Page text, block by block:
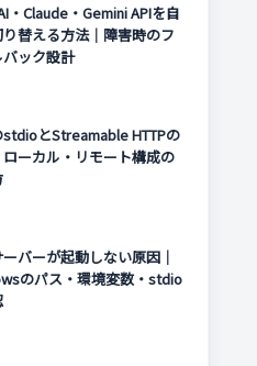
・Claude・Gemini APIを自
替える方法｜障害時のフ
バック設計
stdioとStreamable HTTPの
ーカル・リモート構成の
ーバーが起動しない原因｜
のパス・環境変数・stdio